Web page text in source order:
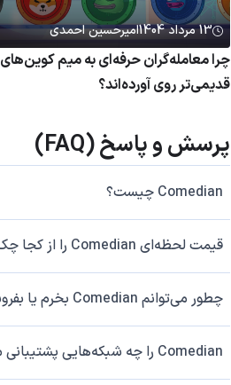
13 مرداد 1404 امیرحسین احمدی
چرا معامله‌گران حرفه‌ای به میم کوین‌های
قدیمی‌تر روی آورده‌اند؟
پرسش و پاسخ (FAQ)
Comedian چیست؟
قیمت لحظه‌ای Comedian را از کجا چک کنم؟
چطور می‌توانم Comedian بخرم یا بفروشم؟
Comedian را چه شبکه‌هایی پشتیبانی می‌کند؟